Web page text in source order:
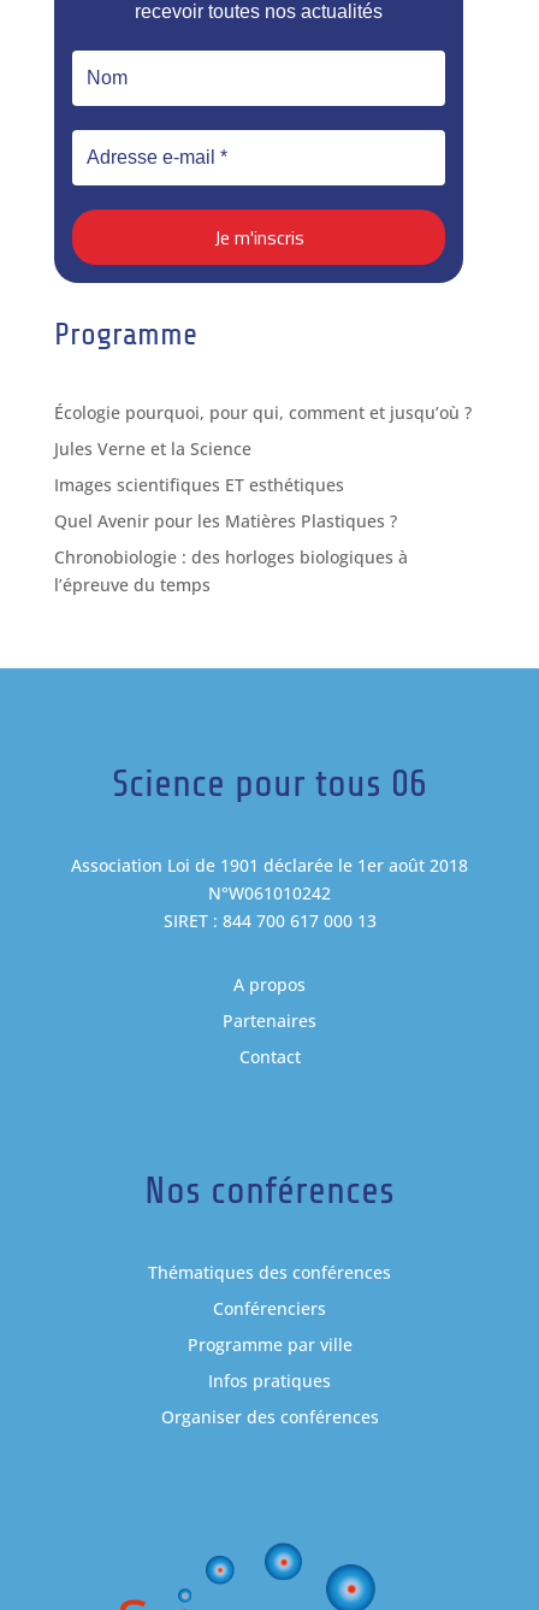
recevoir toutes nos actualités
Programme
Écologie pourquoi, pour qui, comment et jusqu’où ?
Jules Verne et la Science
Images scientifiques ET esthétiques
Quel Avenir pour les Matières Plastiques ?
Chronobiologie : des horloges biologiques à
l’épreuve du temps
Science pour tous 06
Association Loi de 1901 déclarée le 1er août 2018
N°W061010242
SIRET : 844 700 617 000 13
A propos
Partenaires
Contact
Nos conférences
Thématiques des conférences
Conférenciers
Programme par ville
Infos pratiques
Organiser des conférences